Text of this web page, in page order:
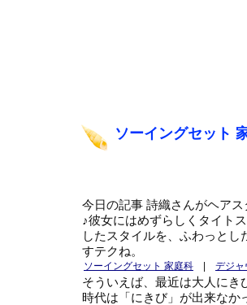
ソーイングセット
今日の記事 詩織さんがヘア
♪彼女にはめずらしくタイト
したスタイルを、ふわっと
すテクね。
ソーイングセット 家庭科 デジャ
そういえば、最近は大人にき
時代は「にきび」が出来なか